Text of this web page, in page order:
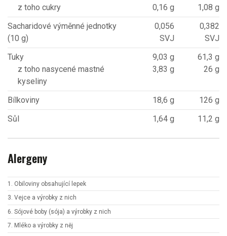
z toho cukry
0,16 g
1,08 g
Sacharidové výměnné jednotky
(10 g)
0,056
SVJ
0,382
SVJ
Tuky
z toho nasycené mastné
kyseliny
9,03 g
3,83 g
61,3 g
26 g
Bílkoviny 18,6 g
126 g
Sůl
1,64 g 11,2 g
Alergeny
1. Obiloviny obsahující lepek
3. Vejce a výrobky z nich
6. Sójové boby (sója) a výrobky z nich
7. Mléko a výrobky z něj